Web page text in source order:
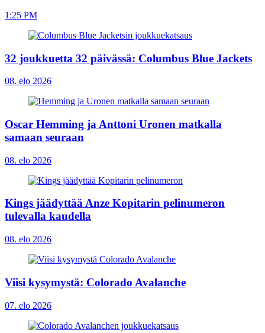
1:25 PM
32 joukkuetta 32 päivässä: Columbus Blue Jackets
08. elo 2026
Oscar Hemming ja Anttoni Uronen matkalla
samaan seuraan
08. elo 2026
Kings jäädyttää Anze Kopitarin pelinumeron
tulevalla kaudella
08. elo 2026
Viisi kysymystä: Colorado Avalanche
07. elo 2026